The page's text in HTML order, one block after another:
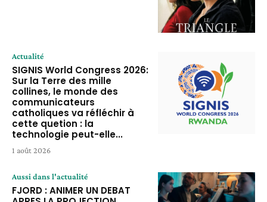
Actualité
SIGNIS World Congress 2026:
Sur la Terre des mille
collines, le monde des
communicateurs
catholiques va réfléchir à
cette quetion : la
technologie peut-elle...
1 août 2026
Aussi dans l'actualité
FJORD : ANIMER UN DEBAT